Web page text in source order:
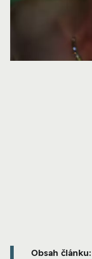
Obsah článku: